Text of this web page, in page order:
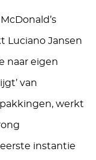
Luciano Jansen
naar eigen
van
werkt
instantie